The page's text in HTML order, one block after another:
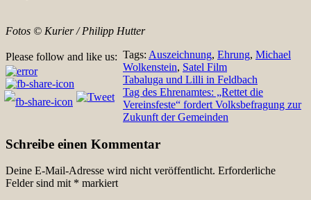
Fotos © Kurier / Philipp Hutter
Please follow and like us: Tags: Auszeichnung, Ehrung, Michael
Wolkenstein, Satel Film
BeitragsnavigationTabaluga und Lilli in Feldbach
Tag des Ehrenamtes: „Rettet die
Vereinsfeste“ fordert Volksbefragung zur
Zukunft der Gemeinden
Schreibe einen Kommentar
Deine E-Mail-Adresse wird nicht veröffentlicht. Erforderliche
Felder sind mit * markiert